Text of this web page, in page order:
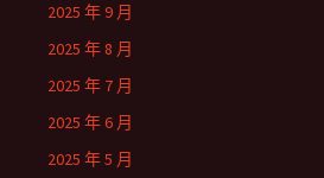
2025 年 9 月
2025 年 8 月
2025 年 7 月
2025 年 6 月
2025 年 5 月